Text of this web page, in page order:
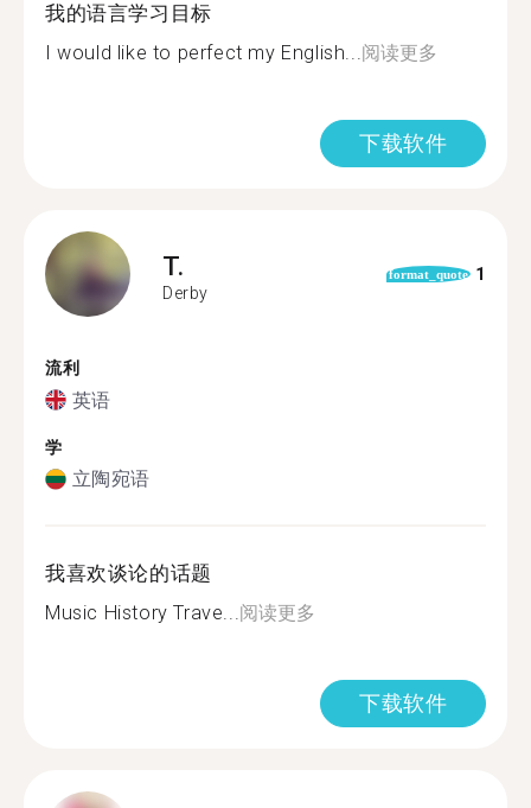
我的语言学习目标
I would like to perfect my English...阅读更多
下载软件
T.
Derby
format_quote 1
流利
英语
学
立陶宛语
我喜欢谈论的话题
Music History Trave...阅读更多
下载软件